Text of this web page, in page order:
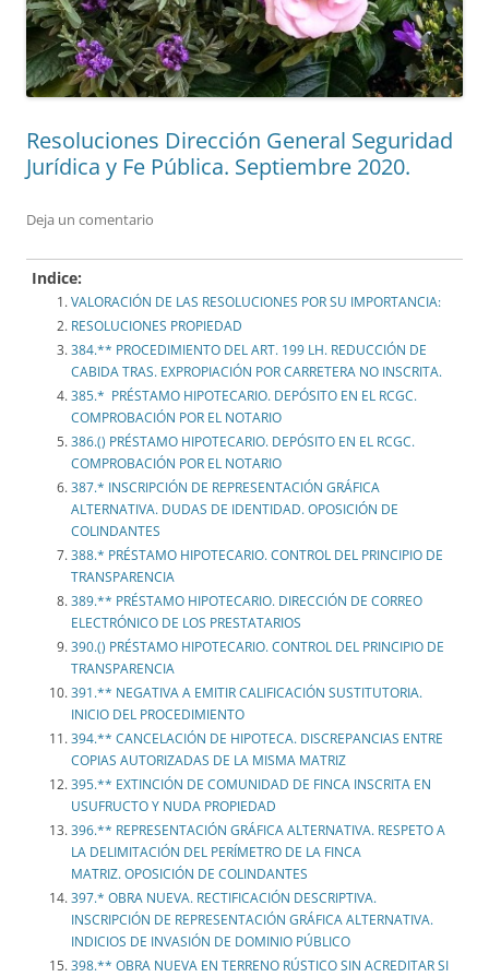
Resoluciones Dirección General Seguridad
Jurídica y Fe Pública. Septiembre 2020.
Deja un comentario
Indice:
VALORACIÓN DE LAS RESOLUCIONES POR SU IMPORTANCIA:
RESOLUCIONES PROPIEDAD
384.** PROCEDIMIENTO DEL ART. 199 LH. REDUCCIÓN DE
CABIDA TRAS. EXPROPIACIÓN POR CARRETERA NO INSCRITA.
385.* PRÉSTAMO HIPOTECARIO. DEPÓSITO EN EL RCGC.
COMPROBACIÓN POR EL NOTARIO
386.() PRÉSTAMO HIPOTECARIO. DEPÓSITO EN EL RCGC.
COMPROBACIÓN POR EL NOTARIO
387.* INSCRIPCIÓN DE REPRESENTACIÓN GRÁFICA
ALTERNATIVA. DUDAS DE IDENTIDAD. OPOSICIÓN DE
COLINDANTES
388.* PRÉSTAMO HIPOTECARIO. CONTROL DEL PRINCIPIO DE
TRANSPARENCIA
389.** PRÉSTAMO HIPOTECARIO. DIRECCIÓN DE CORREO
ELECTRÓNICO DE LOS PRESTATARIOS
390.() PRÉSTAMO HIPOTECARIO. CONTROL DEL PRINCIPIO DE
TRANSPARENCIA
391.** NEGATIVA A EMITIR CALIFICACIÓN SUSTITUTORIA.
INICIO DEL PROCEDIMIENTO
394.** CANCELACIÓN DE HIPOTECA. DISCREPANCIAS ENTRE
COPIAS AUTORIZADAS DE LA MISMA MATRIZ
395.** EXTINCIÓN DE COMUNIDAD DE FINCA INSCRITA EN
USUFRUCTO Y NUDA PROPIEDAD
396.** REPRESENTACIÓN GRÁFICA ALTERNATIVA. RESPETO A
LA DELIMITACIÓN DEL PERÍMETRO DE LA FINCA
MATRIZ. OPOSICIÓN DE COLINDANTES
397.* OBRA NUEVA. RECTIFICACIÓN DESCRIPTIVA.
INSCRIPCIÓN DE REPRESENTACIÓN GRÁFICA ALTERNATIVA.
INDICIOS DE INVASIÓN DE DOMINIO PÚBLICO
398.** OBRA NUEVA EN TERRENO RÚSTICO SIN ACREDITAR SI